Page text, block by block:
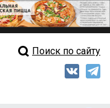
Свежий выпускПоиск по сайту